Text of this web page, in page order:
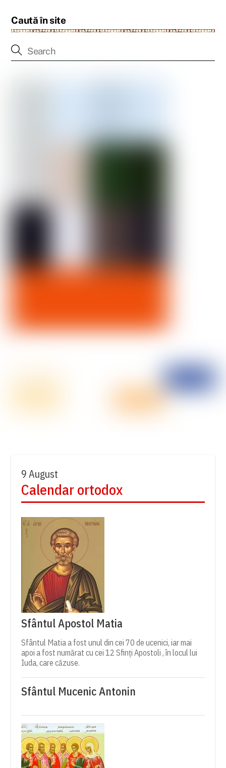
Caută în site
9 August
Calendar ortodox
Sfântul Apostol Matia
Sfântul Matia a fost unul din cei 70 de ucenici, iar mai
apoi a fost numărat cu cei 12 Sfinți Apostoli , în locul lui
Iuda, care căzuse.
Sfântul Mucenic Antonin